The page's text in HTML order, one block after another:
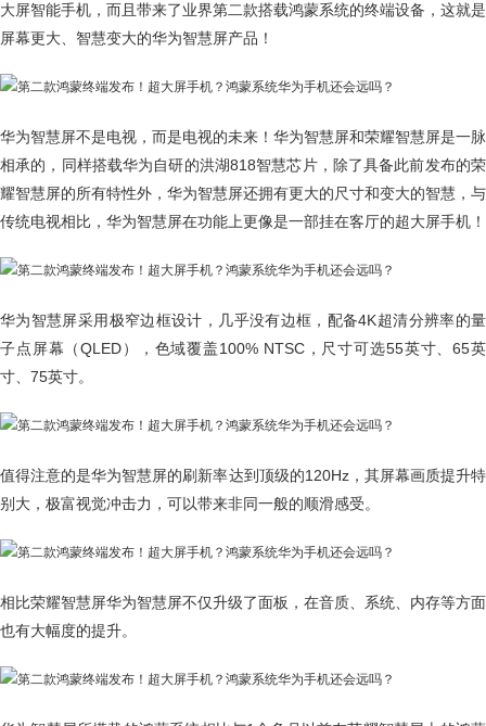
大屏智能手机，而且带来了业界第二款搭载鸿蒙系统的终端设备，这就是
屏幕更大、智慧变大的华为智慧屏产品！
华为智慧屏不是电视，而是电视的未来！华为智慧屏和荣耀智慧屏是一脉
相承的，同样搭载华为自研的洪湖818智慧芯片，除了具备此前发布的荣
耀智慧屏的所有特性外，华为智慧屏还拥有更大的尺寸和变大的智慧，与
传统电视相比，华为智慧屏在功能上更像是一部挂在客厅的超大屏手机！
华为智慧屏采用极窄边框设计，几乎没有边框，配备4K超清分辨率的量
子点屏幕（QLED），色域覆盖100% NTSC，尺寸可选55英寸、65英
寸、75英寸。
值得注意的是华为智慧屏的刷新率达到顶级的120Hz，其屏幕画质提升特
别大，极富视觉冲击力，可以带来非同一般的顺滑感受。
相比荣耀智慧屏华为智慧屏不仅升级了面板，在音质、系统、内存等方面
也有大幅度的提升。